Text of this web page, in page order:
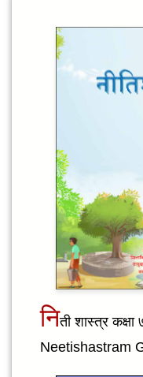
निती शास्त्र कक्षा
Neetishastram